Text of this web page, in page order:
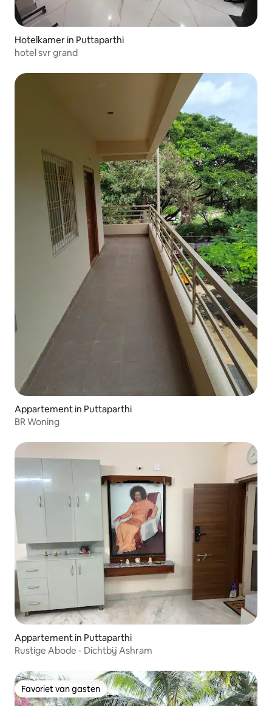
Hotelkamer in Puttaparthi
hotel svr grand
Appartement in Puttaparthi
BR Woning
Appartement in Puttaparthi
Rustige Abode - Dichtbij Ashram
Favoriet van gasten
Favoriet van gasten